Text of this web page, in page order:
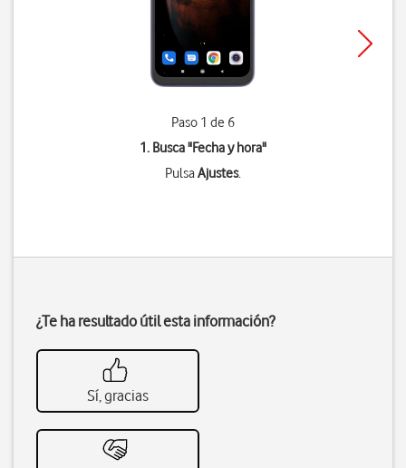
Paso 1 de 6
1. Busca "Fecha y hora"
PulsaAjustes.
¿Te ha resultado útil esta información?
Sí, gracias